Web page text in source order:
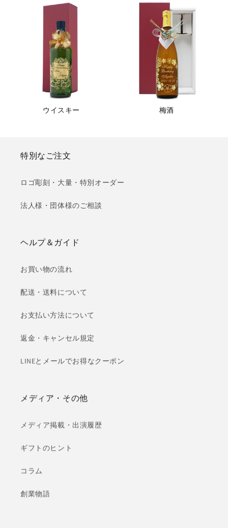
ウイスキー 梅酒
特別なご注文
ロゴ彫刻・大量・特別オーダー
法人様・団体様のご相談
ヘルプ＆ガイド
お買い物の流れ
配送・送料について
お支払い方法について
返金・キャンセル規定
LINEとメールでお得なクーポン
メディア・その他
メディア掲載・出演履歴
ギフトのヒント
コラム
創業物語